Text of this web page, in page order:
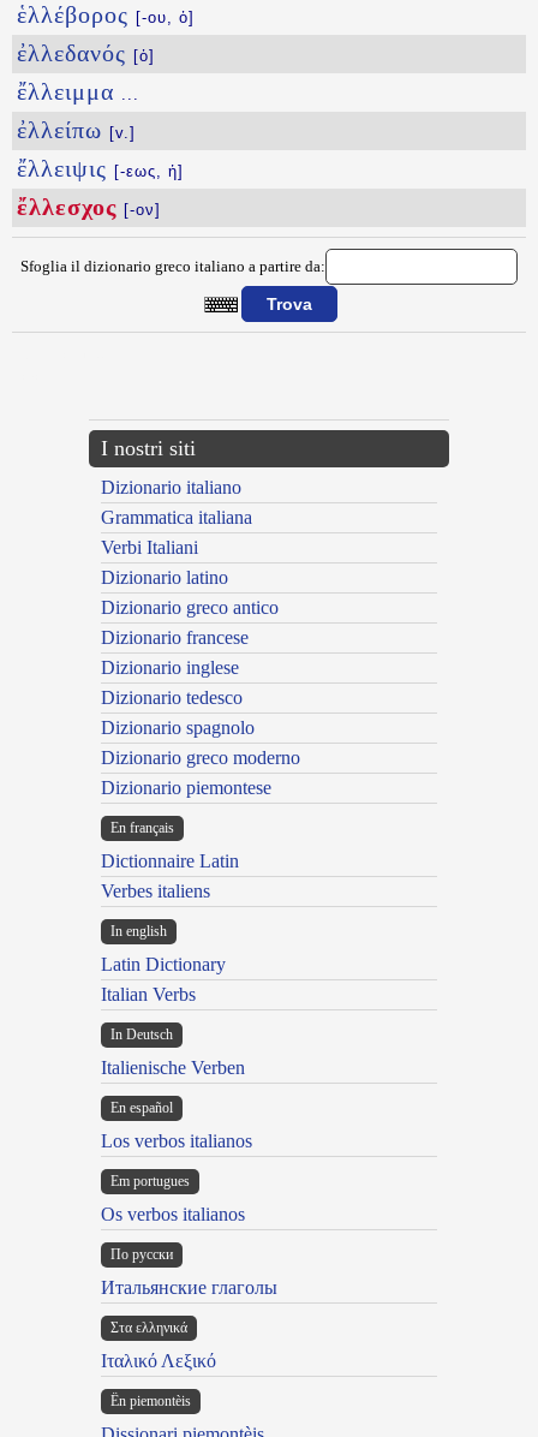
ἑλλέβορος [-ου, ὁ]
ἐλλεδανός [ὁ]
ἔλλειμμα ...
ἐλλείπω [v.]
ἔλλειψις [-εως, ἡ]
ἔλλεσχος [-ον]
Sfoglia il dizionario greco italiano a partire da:
I nostri siti
Dizionario italiano
Grammatica italiana
Verbi Italiani
Dizionario latino
Dizionario greco antico
Dizionario francese
Dizionario inglese
Dizionario tedesco
Dizionario spagnolo
Dizionario greco moderno
Dizionario piemontese
En français
Dictionnaire Latin
Verbes italiens
In english
Latin Dictionary
Italian Verbs
In Deutsch
Italienische Verben
En español
Los verbos italianos
Em portugues
Os verbos italianos
По русски
Итальянские глаголы
Στα ελληνικά
Ιταλικό Λεξικό
Ën piemontèis